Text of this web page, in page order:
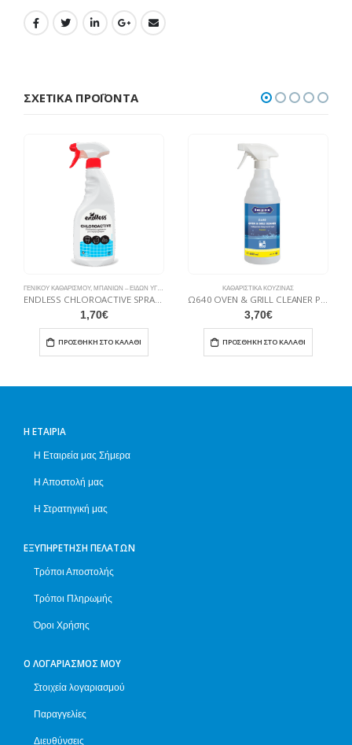
ΣΧΕΤΙΚΆ ΠΡΟΪΌΝΤΑ
ΓΕΝΙΚΟΎ ΚΑΘΑΡΙΣΜΟΎ, ΜΠΆΝΙΩΝ – ΕΙΔΏΝ ΥΓΙΕΙΝΉΣ
ENDLESS CHLOROACTIVE SPRAY ΓΕΝΙΚΗΣ ΧΡΗΣΗΣ 750ml
1,70€
ΠΡΟΣΘΉΚΗ ΣΤΟ ΚΑΛΆΘΙ
ΚΑΘΑΡΙΣΤΙΚΆ ΚΟΥΖΊΝΑΣ
Ω640 OVEN & GRILL CLEANER Premium – Καθαριστικό Φούρνου
3,70€
ΠΡΟΣΘΉΚΗ ΣΤΟ ΚΑΛΆΘΙ
Η ΕΤΑΙΡΊΑ
Η Εταιρεία μας Σήμερα
Η Αποστολή μας
Η Στρατηγική μας
ΕΞΥΠΗΡΈΤΗΣΗ ΠΕΛΑΤΏΝ
Τρόποι Αποστολής
Τρόποι Πληρωμής
Όροι Χρήσης
Ο ΛΟΓΑΡΙΑΣΜΌΣ ΜΟΥ
Στοιχεία λογαριασμού
Παραγγελίες
Διευθύνσεις